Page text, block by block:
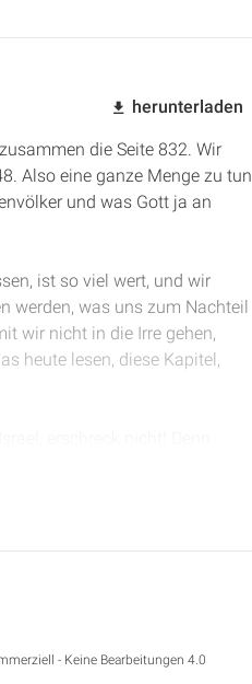
herunterladen
die Seite 832. Wir
Also eine ganze Menge zu tun
und was Gott ja an
ist so viel wert, und wir
werden, was uns zum Nachteil
wir nicht in die Irre gehen,
heute lesen, diese Kapitel,
nicht, mein Knecht Jakob",
Volk gibt. Er sagt: "Ihr habt
Ich kann euch nicht ganz
verloren gehen werden,
- Keine Bearbeitungen 4.0